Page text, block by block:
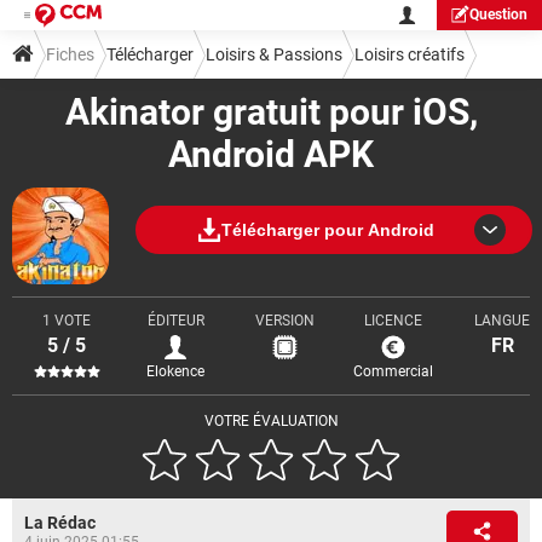
Question
Akinator gratuit pour iOS,
Android APK
Télécharger pour Android
VOTRE ÉVALUATION
1 VOTE
5 / 5
ÉDITEUR
Elokence
VERSION LICENCE
Commercial
LANGUE
FR
Fiches Télécharger Loisirs & Passions Loisirs créatifs
La Rédac